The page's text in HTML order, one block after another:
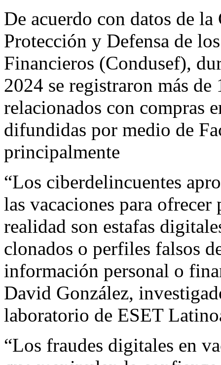
De acuerdo con datos de
Protección y Defensa de
Financieros (Condusef),
2024 se registraron más
relacionados con compras
difundidas por medio de
principalmente
“Los ciberdelincuentes
las vacaciones para
realidad son estafas
clonados o perfiles falsos
información personal o
David González,
laboratorio de ESET
“Los fraudes digitales en